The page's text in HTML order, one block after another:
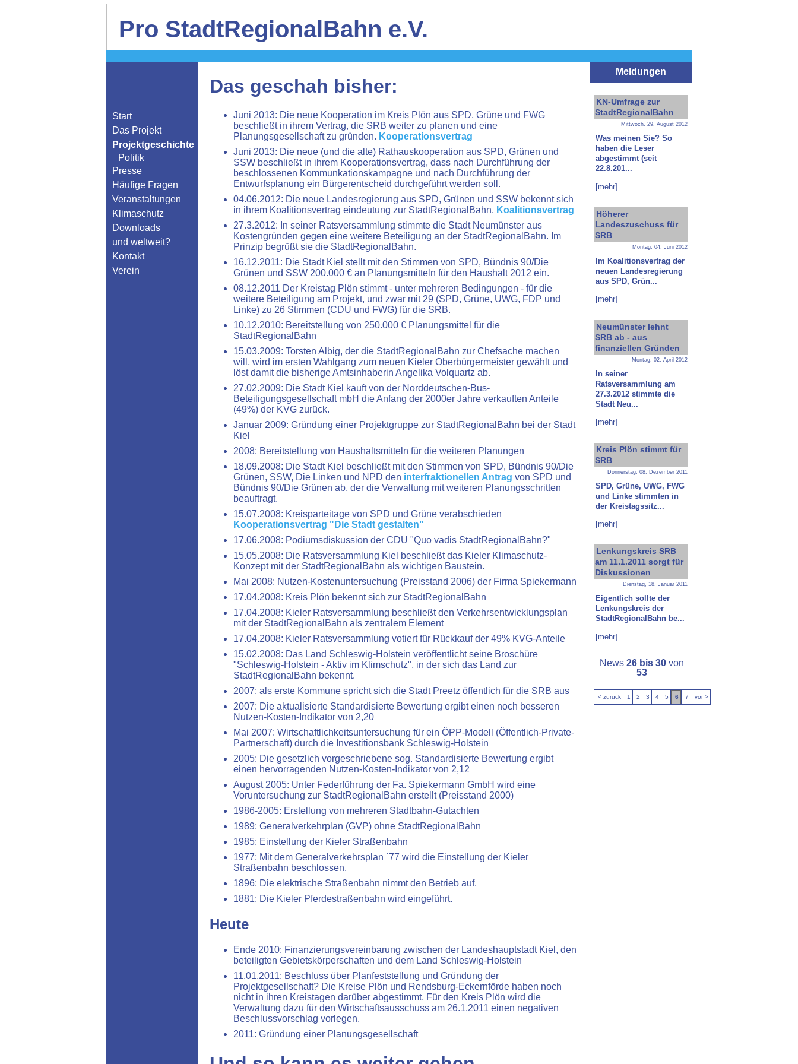
Pro StadtRegionalBahn e.V.
Start
Das Projekt
Projektgeschichte
Politik
Presse
Häufige Fragen
Veranstaltungen
Klimaschutz
Downloads
und weltweit?
Kontakt
Verein
Das geschah bisher:
Juni 2013: Die neue Kooperation im Kreis Plön aus SPD, Grüne und FWG
beschließt in ihrem Vertrag, die SRB weiter zu planen und eine
Planungsgesellschaft zu gründen. Kooperationsvertrag
Juni 2013: Die neue (und die alte) Rathauskooperation aus SPD, Grünen und
SSW beschließt in ihrem Kooperationsvertrag, dass nach Durchführung der
beschlossenen Kommunkationskampagne und nach Durchführung der
Entwurfsplanung ein Bürgerentscheid durchgeführt werden soll.
04.06.2012: Die neue Landesregierung aus SPD, Grünen und SSW bekennt sich
in ihrem Koalitionsvertrag eindeutung zur StadtRegionalBahn. Koalitionsvertrag
27.3.2012: In seiner Ratsversammlung stimmte die Stadt Neumünster aus
Kostengründen gegen eine weitere Beteiligung an der StadtRegionalBahn. Im
Prinzip begrüßt sie die StadtRegionalBahn.
16.12.2011: Die Stadt Kiel stellt mit den Stimmen von SPD, Bündnis 90/Die
Grünen und SSW 200.000 € an Planungsmitteln für den Haushalt 2012 ein.
08.12.2011 Der Kreistag Plön stimmt - unter mehreren Bedingungen - für die
weitere Beteiligung am Projekt, und zwar mit 29 (SPD, Grüne, UWG, FDP und
Linke) zu 26 Stimmen (CDU und FWG) für die SRB.
10.12.2010: Bereitstellung von 250.000 € Planungsmittel für die
StadtRegionalBahn
15.03.2009: Torsten Albig, der die StadtRegionalBahn zur Chefsache machen
will, wird im ersten Wahlgang zum neuen Kieler Oberbürgermeister gewählt und
löst damit die bisherige Amtsinhaberin Angelika Volquartz ab.
27.02.2009: Die Stadt Kiel kauft von der Norddeutschen-Bus-
Beteiligungsgesellschaft mbH die Anfang der 2000er Jahre verkauften Anteile
(49%) der KVG zurück.
Januar 2009: Gründung einer Projektgruppe zur StadtRegionalBahn bei der Stadt
Kiel
2008: Bereitstellung von Haushaltsmitteln für die weiteren Planungen
18.09.2008: Die Stadt Kiel beschließt mit den Stimmen von SPD, Bündnis 90/Die
Grünen, SSW, Die Linken und NPD den interfraktionellen Antrag von SPD und
Bündnis 90/Die Grünen ab, der die Verwaltung mit weiteren Planungsschritten
beauftragt.
15.07.2008: Kreisparteitage von SPD und Grüne verabschieden
Kooperationsvertrag "Die Stadt gestalten"
17.06.2008: Podiumsdiskussion der CDU "Quo vadis StadtRegionalBahn?"
15.05.2008: Die Ratsversammlung Kiel beschließt das Kieler Klimaschutz-
Konzept mit der StadtRegionalBahn als wichtigen Baustein.
Mai 2008: Nutzen-Kostenuntersuchung (Preisstand 2006) der Firma Spiekermann
17.04.2008: Kreis Plön bekennt sich zur StadtRegionalBahn
17.04.2008: Kieler Ratsversammlung beschließt den Verkehrsentwicklungsplan
mit der StadtRegionalBahn als zentralem Element
17.04.2008: Kieler Ratsversammlung votiert für Rückkauf der 49% KVG-Anteile
15.02.2008: Das Land Schleswig-Holstein veröffentlicht seine Broschüre
"Schleswig-Holstein - Aktiv im Klimschutz", in der sich das Land zur
StadtRegionalBahn bekennt.
2007: als erste Kommune spricht sich die Stadt Preetz öffentlich für die SRB aus
2007: Die aktualisierte Standardisierte Bewertung ergibt einen noch besseren
Nutzen-Kosten-Indikator von 2,20
Mai 2007: Wirtschaftlichkeitsuntersuchung für ein ÖPP-Modell (Öffentlich-Private-
Partnerschaft) durch die Investitionsbank Schleswig-Holstein
2005: Die gesetzlich vorgeschriebene sog. Standardisierte Bewertung ergibt
einen hervorragenden Nutzen-Kosten-Indikator von 2,12
August 2005: Unter Federführung der Fa. Spiekermann GmbH wird eine
Voruntersuchung zur StadtRegionalBahn erstellt (Preisstand 2000)
1986-2005: Erstellung von mehreren Stadtbahn-Gutachten
1989: Generalverkehrplan (GVP) ohne StadtRegionalBahn
1985: Einstellung der Kieler Straßenbahn
1977: Mit dem Generalverkehrsplan `77 wird die Einstellung der Kieler
Straßenbahn beschlossen.
1896: Die elektrische Straßenbahn nimmt den Betrieb auf.
1881: Die Kieler Pferdestraßenbahn wird eingeführt.
Heute
Ende 2010: Finanzierungsvereinbarung zwischen der Landeshauptstadt Kiel, den
beteiligten Gebietskörperschaften und dem Land Schleswig-Holstein
11.01.2011: Beschluss über Planfeststellung und Gründung der
Projektgesellschaft? Die Kreise Plön und Rendsburg-Eckernförde haben noch
nicht in ihren Kreistagen darüber abgestimmt. Für den Kreis Plön wird die
Verwaltung dazu für den Wirtschaftsausschuss am 26.1.2011 einen negativen
Beschlussvorschlag vorlegen.
2011: Gründung einer Planungsgesellschaft
Meldungen
KN-Umfrage zur
StadtRegionalBahn
Mittwoch, 29. August 2012
Was meinen Sie? So
haben die Leser
abgestimmt (seit
22.8.201...
[mehr]
Höherer
Landeszuschuss für
SRB
Montag, 04. Juni 2012
Im Koalitionsvertrag der
neuen Landesregierung
aus SPD, Grün...
[mehr]
Neumünster lehnt
SRB ab - aus
finanziellen Gründen
Montag, 02. April 2012
In seiner
Ratsversammlung am
27.3.2012 stimmte die
Stadt Neu...
[mehr]
Kreis Plön stimmt für
SRB
Donnerstag, 08. Dezember 2011
SPD, Grüne, UWG, FWG
und Linke stimmten in
der Kreistagssitz...
[mehr]
Lenkungskreis SRB
am 11.1.2011 sorgt für
Diskussionen
Dienstag, 18. Januar 2011
Eigentlich sollte der
Lenkungskreis der
StadtRegionalBahn be...
[mehr]
News 26 bis 30von
53
< zurück 1 2 3 4 5 6 7 vor >